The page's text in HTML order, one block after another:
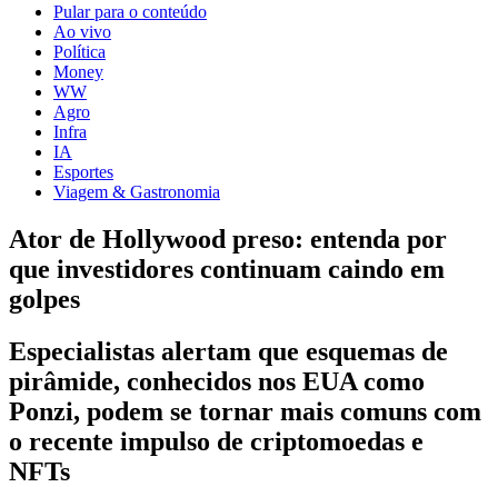
Pular para o conteúdo
Ao vivo
Política
Money
WW
Agro
Infra
IA
Esportes
Viagem & Gastronomia
Ator de Hollywood preso: entenda por
que investidores continuam caindo em
golpes
Especialistas alertam que esquemas de
pirâmide, conhecidos nos EUA como
Ponzi, podem se tornar mais comuns com
o recente impulso de criptomoedas e
NFTs